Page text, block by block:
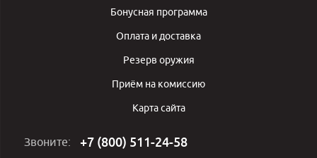
Бонусная программа
Оплата и доставка
Резерв оружия
Приём на комиссию
Карта сайта
Звоните: +7 (800) 511-24-58